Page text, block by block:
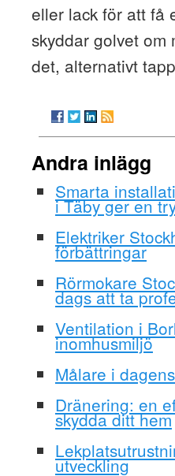
eller lack för att få
skyddar golvet om
det, alternativt
Andra inlägg
Smarta
i Täby ger en
Elektriker
förbättringar
Rörmokare
dags att ta
Ventilation i
inomhusmiljö
Målare i
Dränering: en
skydda ditt hem
utveckling